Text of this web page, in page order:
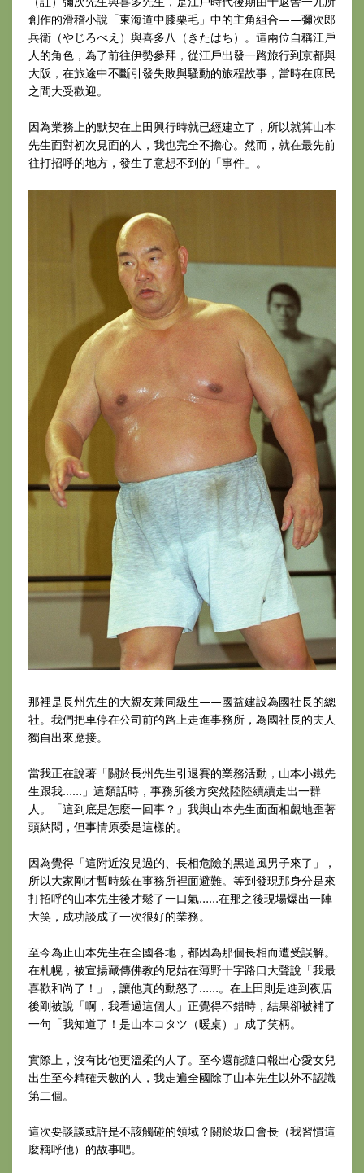
創作的滑稽小說「東海道中膝栗毛」中的主角組合——彌次郎
兵衛（やじろべえ）與喜多八（きたはち）。這兩位自稱江戶
人的角色，為了前往伊勢參拜，從江戶出發一路旅行到京都與
大阪，在旅途中不斷引發失敗與騷動的旅程故事，當時在庶民
之間大受歡迎。
因為業務上的默契在上田興行時就已經建立了，所以就算山本
先生面對初次見面的人，我也完全不擔心。然而，就在最先前
往打招呼的地方，發生了意想不到的「事件」。
那裡是長州先生的大親友兼同級生——國益建設為國社長的總
社。我們把車停在公司前的路上走進事務所，為國社長的夫人
獨自出來應接。
當我正在說著「關於長州先生引退賽的業務活動，山本小鐵先
生跟我……」這類話時，事務所後方突然陸陸續續走出一群
人。「這到底是怎麼一回事？」我與山本先生面面相覷地歪著
頭納悶，但事情原委是這樣的。
因為覺得「這附近沒見過的、長相危險的黑道風男子來了」，
所以大家剛才暫時躲在事務所裡面避難。等到發現那身分是來
打招呼的山本先生後才鬆了一口氣……在那之後現場爆出一陣
大笑，成功談成了一次很好的業務。
至今為止山本先生在全國各地，都因為那個長相而遭受誤解。
在札幌，被宣揚藏傳佛教的尼姑在薄野十字路口大聲說「我最
喜歡和尚了！」，讓他真的動怒了……。在上田則是進到夜店
後剛被說「啊，我看過這個人」正覺得不錯時，結果卻被補了
一句「我知道了！是山本コタツ（暖桌）」成了笑柄。
實際上，沒有比他更溫柔的人了。至今還能隨口報出心愛女兒
出生至今精確天數的人，我走遍全國除了山本先生以外不認識
第二個。
這次要談談或許是不該觸碰的領域？關於坂口會長（我習慣這
麼稱呼他）的故事吧。